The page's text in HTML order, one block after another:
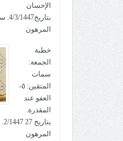
الإحسان
المرهون
خطبة
الجمعة:
سمات
المتقين: ٥-
العفو عند
المقدرة.
المرهون